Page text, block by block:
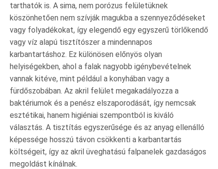
tarthatók is. A sima, nem porózus felületüknek
köszönhetően nem szívják magukba a szennyeződéseket
vagy folyadékokat, így elegendő egy egyszerű törlőkendő
vagy víz alapú tisztítószer a mindennapos
karbantartáshoz. Ez különösen előnyös olyan
helyiségekben, ahol a falak nagyobb igénybevételnek
vannak kitéve, mint például a konyhában vagy a
fürdőszobában. Az akril felület megakadályozza a
baktériumok és a penész elszaporodását, így nemcsak
esztétikai, hanem higiéniai szempontból is kiváló
választás. A tisztítás egyszerűsége és az anyag ellenálló
képessége hosszú távon csökkenti a karbantartás
költségeit, így az akril üveghatású falpanelek gazdaságos
megoldást kínálnak.